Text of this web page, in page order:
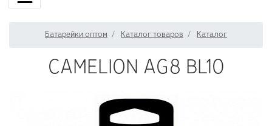
Батарейки оптом Каталог товаров Каталог
CAMELION AG8 BL10